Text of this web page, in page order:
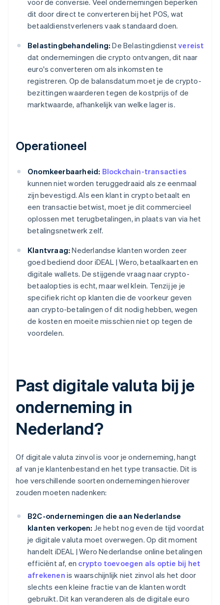
voor de conversie. Veel ondernemingen beperken
dit door direct te converteren bij het POS, wat
betaaldienstverleners vaak standaard doen.
Belastingbehandeling: De Belastingdienstvereist
dat ondernemingen die crypto ontvangen, dit naar
euro's converteren om als inkomsten te
registreren. Op de balansdatum moet je de crypto-
bezittingen waarderen tegen de kostprijs of de
marktwaarde, afhankelijk van welke lager is.
Operationeel
Onomkeerbaarheid: Blockchain-transacties
kunnen niet worden teruggedraaid als ze eenmaal
zijn bevestigd. Als een klant in crypto betaalt en
een transactie betwist, moet je dit commercieel
oplossen met terugbetalingen, in plaats van via het
betalingsnetwerk zelf.
Klantvraag: Nederlandse klanten worden zeer
goed bediend door iDEAL | Wero, betaalkaarten en
digitale wallets. De stijgende vraag naar crypto-
betaalopties is echt, maar wel klein. Tenzij je je
specifiek richt op klanten die de voorkeur geven
aan crypto-betalingen of dit nodig hebben, wegen
de kosten en moeite misschien niet op tegen de
voordelen.
Past digitale valuta bij je
onderneming in
Nederland?
Of digitale valuta zinvol is voor je onderneming, hangt
af van je klantenbestand en het type transactie. Dit is
hoe verschillende soorten ondernemingen hierover
zouden moeten nadenken:
B2C-ondernemingen die aan Nederlandse
klanten verkopen: Je hebt nog even de tijd voordat
je digitale valuta moet overwegen. Op dit moment
handelt iDEAL | Wero Nederlandse online betalingen
efficiënt af, en crypto toevoegen als optie bij het
afrekenen is waarschijnlijk niet zinvol als het door
slechts een kleine fractie van de klanten wordt
gebruikt. Dit kan veranderen als de digitale euro